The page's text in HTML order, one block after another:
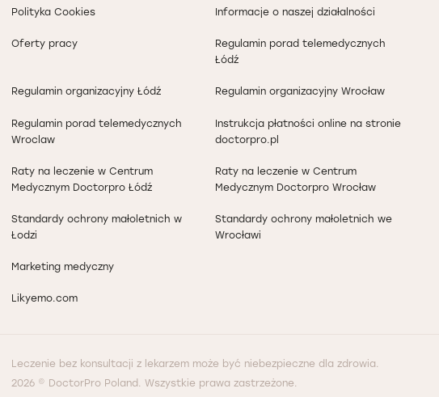
Polityka Cookies Informacje o naszej działalności
Oferty pracy
Regulamin porad telemedycznych
Łódź
Regulamin organizacyjny Łódź Regulamin organizacyjny Wrocław
Regulamin porad telemedycznych
Wroclaw
Instrukcja płatności online na stronie
doctorpro.pl
Raty na leczenie w Centrum
Medycznym Doctorpro Łódź
Raty na leczenie w Centrum
Medycznym Doctorpro Wrocław
Standardy ochrony małoletnich w
Łodzi
Standardy ochrony małoletnich we
Wrocławi
Marketing medyczny
Likyemo.com
Leczenie bez konsultacji z lekarzem może być niebezpieczne dla zdrowia.
2026 © DoctorPro Poland. Wszystkie prawa zastrzeżone.